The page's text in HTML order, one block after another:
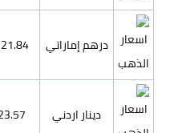
درهم إماراتي
دينار اردني